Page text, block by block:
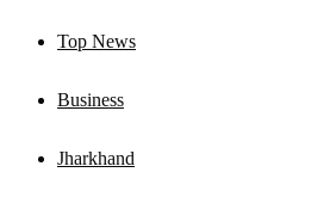
Top News
Business
Jharkhand